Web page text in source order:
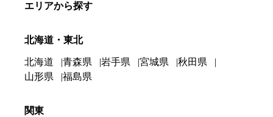
エリアから探す
北海道・東北
北海道 青森県 岩手県 宮城県
秋田県
山形県
福島県
関東